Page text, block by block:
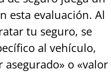
esta evaluación. Al
tu seguro, se
al vehículo,
o «valor